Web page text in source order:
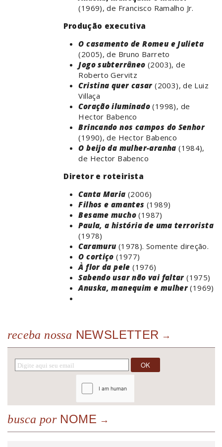
(1969), de Francisco Ramalho Jr.
Produção executiva
O casamento de Romeu e Julieta
(2005), de Bruno Barreto
Jogo subterrâneo (2003), de
Roberto Gervitz
Cristina quer casar (2003), de Luiz
Villaça
Coração iluminado (1998), de
Hector Babenco
Brincando nos campos do Senhor
(1990), de Hector Babenco
O beijo da mulher-aranha (1984),
de Hector Babenco
Diretor e roteirista
Canta Maria (2006)
Filhos e amantes (1989)
Besame mucho (1987)
Paula, a história de uma terrorista
(1978)
Caramuru (1978). Somente direção.
O cortiço (1977)
À flor da pele (1976)
Sabendo usar não vai faltar (1975)
Anuska, manequim e mulher (1969)
receba nossa NEWSLETTER
busca porNOME